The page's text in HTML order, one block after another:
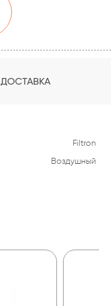
ДОСТАВКА
Filtron
Воздушный